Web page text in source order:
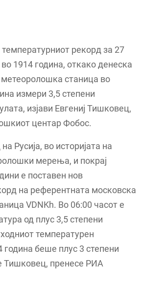
рекорд за 27
во 1914 година, откако денеска
метеоролошка станица во
измери 3,5 степени
изјави Евгениј Тишковец,
центар Фобос.
Русија, во историјата на
мерења, и покрај
е поставен нов
на референтната московска
VDNKh. Во 06:00 часот е
од плус 3,5 степени
температурен
беше плус 3 степени
Тишковец, пренесе РИА